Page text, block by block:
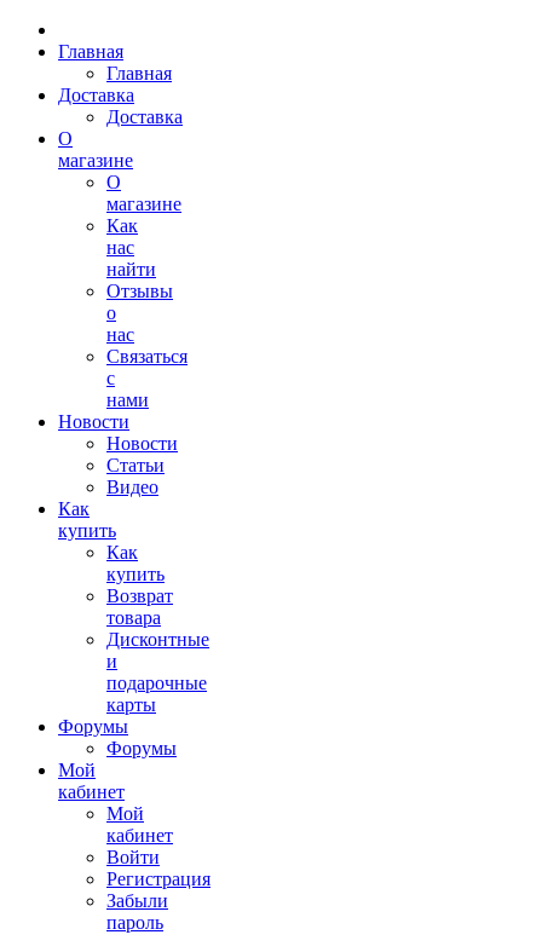
Главная
Главная
Доставка
Доставка
О
магазине
О
магазине
Как
нас
найти
Отзывы
о
нас
Связаться
с
нами
Новости
Новости
Статьи
Видео
Как
купить
Как
купить
Возврат
товара
Дисконтные
и
подарочные
карты
Форумы
Форумы
Мой
кабинет
Мой
кабинет
Войти
Регистрация
Забыли
пароль